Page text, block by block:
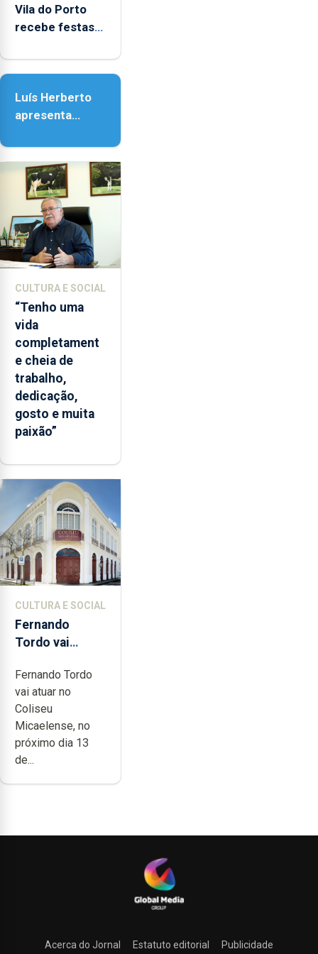
Vila do Porto
recebe festas
Nossa Senhora
Luís Herberto
apresenta
Paisagem’
CULTURA E SOCIAL
“Tenho uma
vida
completament
e cheia de
trabalho,
dedicação,
gosto e muita
paixão”
CULTURA E SOCIAL
Fernando
Tordo vai
anos de
carreira no
Coliseu
Micaelense
Fernando Tordo
vai atuar no
Coliseu
Micaelense, no
próximo dia 13
de...
Acerca do Jornal Estatuto editorial Publicidade